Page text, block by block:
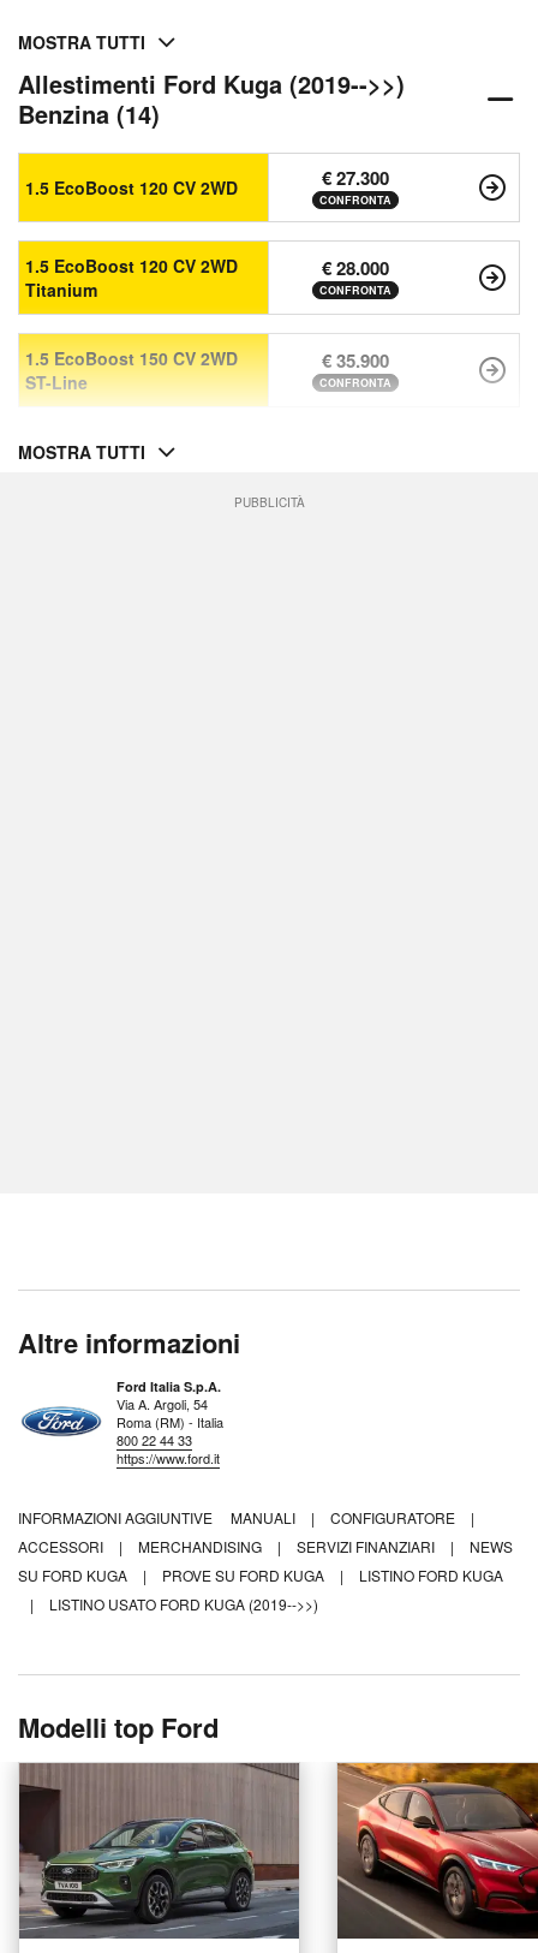
MOSTRA TUTTI
Allestimenti Ford Kuga (2019-->>)
Benzina (14)
1.5 EcoBoost 120 CV 2WD € 27.300
CONFRONTA
1.5 EcoBoost 120 CV 2WD
Titanium
€ 28.000
CONFRONTA
1.5 EcoBoost 150 CV 2WD
ST-Line
€ 35.900
CONFRONTA
MOSTRA TUTTI
PUBBLICITÀ
Altre informazioni
Ford Italia S.p.A.
Via A. Argoli, 54
Roma (RM) - Italia
800 22 44 33
https://www.ford.it
INFORMAZIONI AGGIUNTIVE MANUALI | CONFIGURATORE
|
ACCESSORI
| MERCHANDISING | SERVIZI FINANZIARI |
NEWS
SU FORD KUGA
| PROVE SU FORD KUGA |
LISTINO FORD KUGA
|
LISTINO USATO FORD KUGA (2019-->>)
Modelli top Ford